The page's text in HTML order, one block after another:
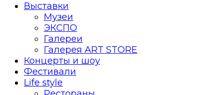
Выставки
Музеи
ЭКСПО
Галереи
Галерея ART STORE
Концерты и шоу
Фестивали
Life style